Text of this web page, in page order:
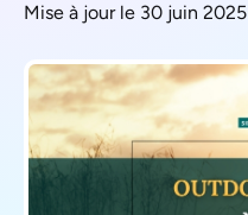
Mise à jour le 30 juin 2025